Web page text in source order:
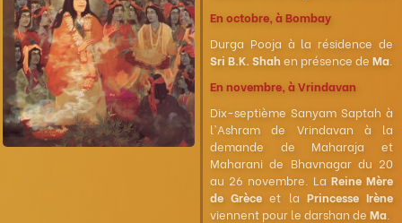
En octobre, à Bombay
Durga Pooja à la résidence de
Sri B.K. Shah en présence de Ma
En novembre, à Vrindavan
Dix-septième Sanyam Saptah à
l'Ashram de Vrindavan à la
demande de Maharaja et
Maharani de Bhavnagar du 20
au 26 novembre. La Reine Mère
de Grèce et la Princesse Irène
viennent pour le darshan de Ma